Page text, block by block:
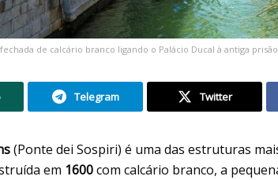
de calcário branco ligando o Palácio Ducal à antiga
Telegram Twitter
(Ponte dei Sospiri) é uma das estruturas
em 1600com calcário branco, a